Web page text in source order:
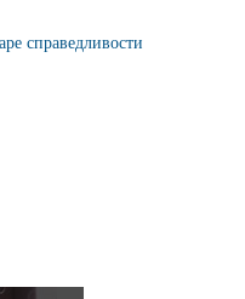
справедливости